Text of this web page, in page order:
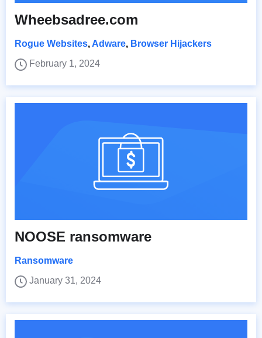
Wheebsadree.com
Rogue Websites, Adware, Browser Hijackers
February 1, 2024
NOOSE ransomware
Ransomware
January 31, 2024